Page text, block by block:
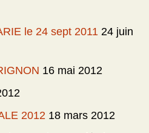
le 24 sept 2011 24 juin
16 mai 2012
2012 18 mars 2012